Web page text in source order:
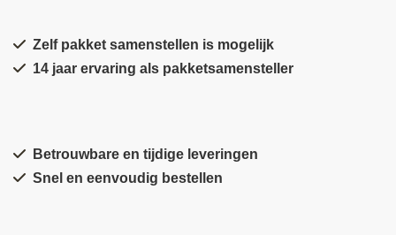
Zelf pakket samenstellen is mogelijk
14 jaar ervaring als pakketsamensteller
Betrouwbare en tijdige leveringen
Snel en eenvoudig bestellen